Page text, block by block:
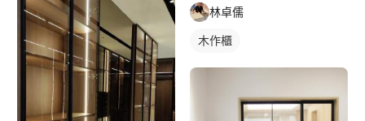
林卓儒
木作櫃